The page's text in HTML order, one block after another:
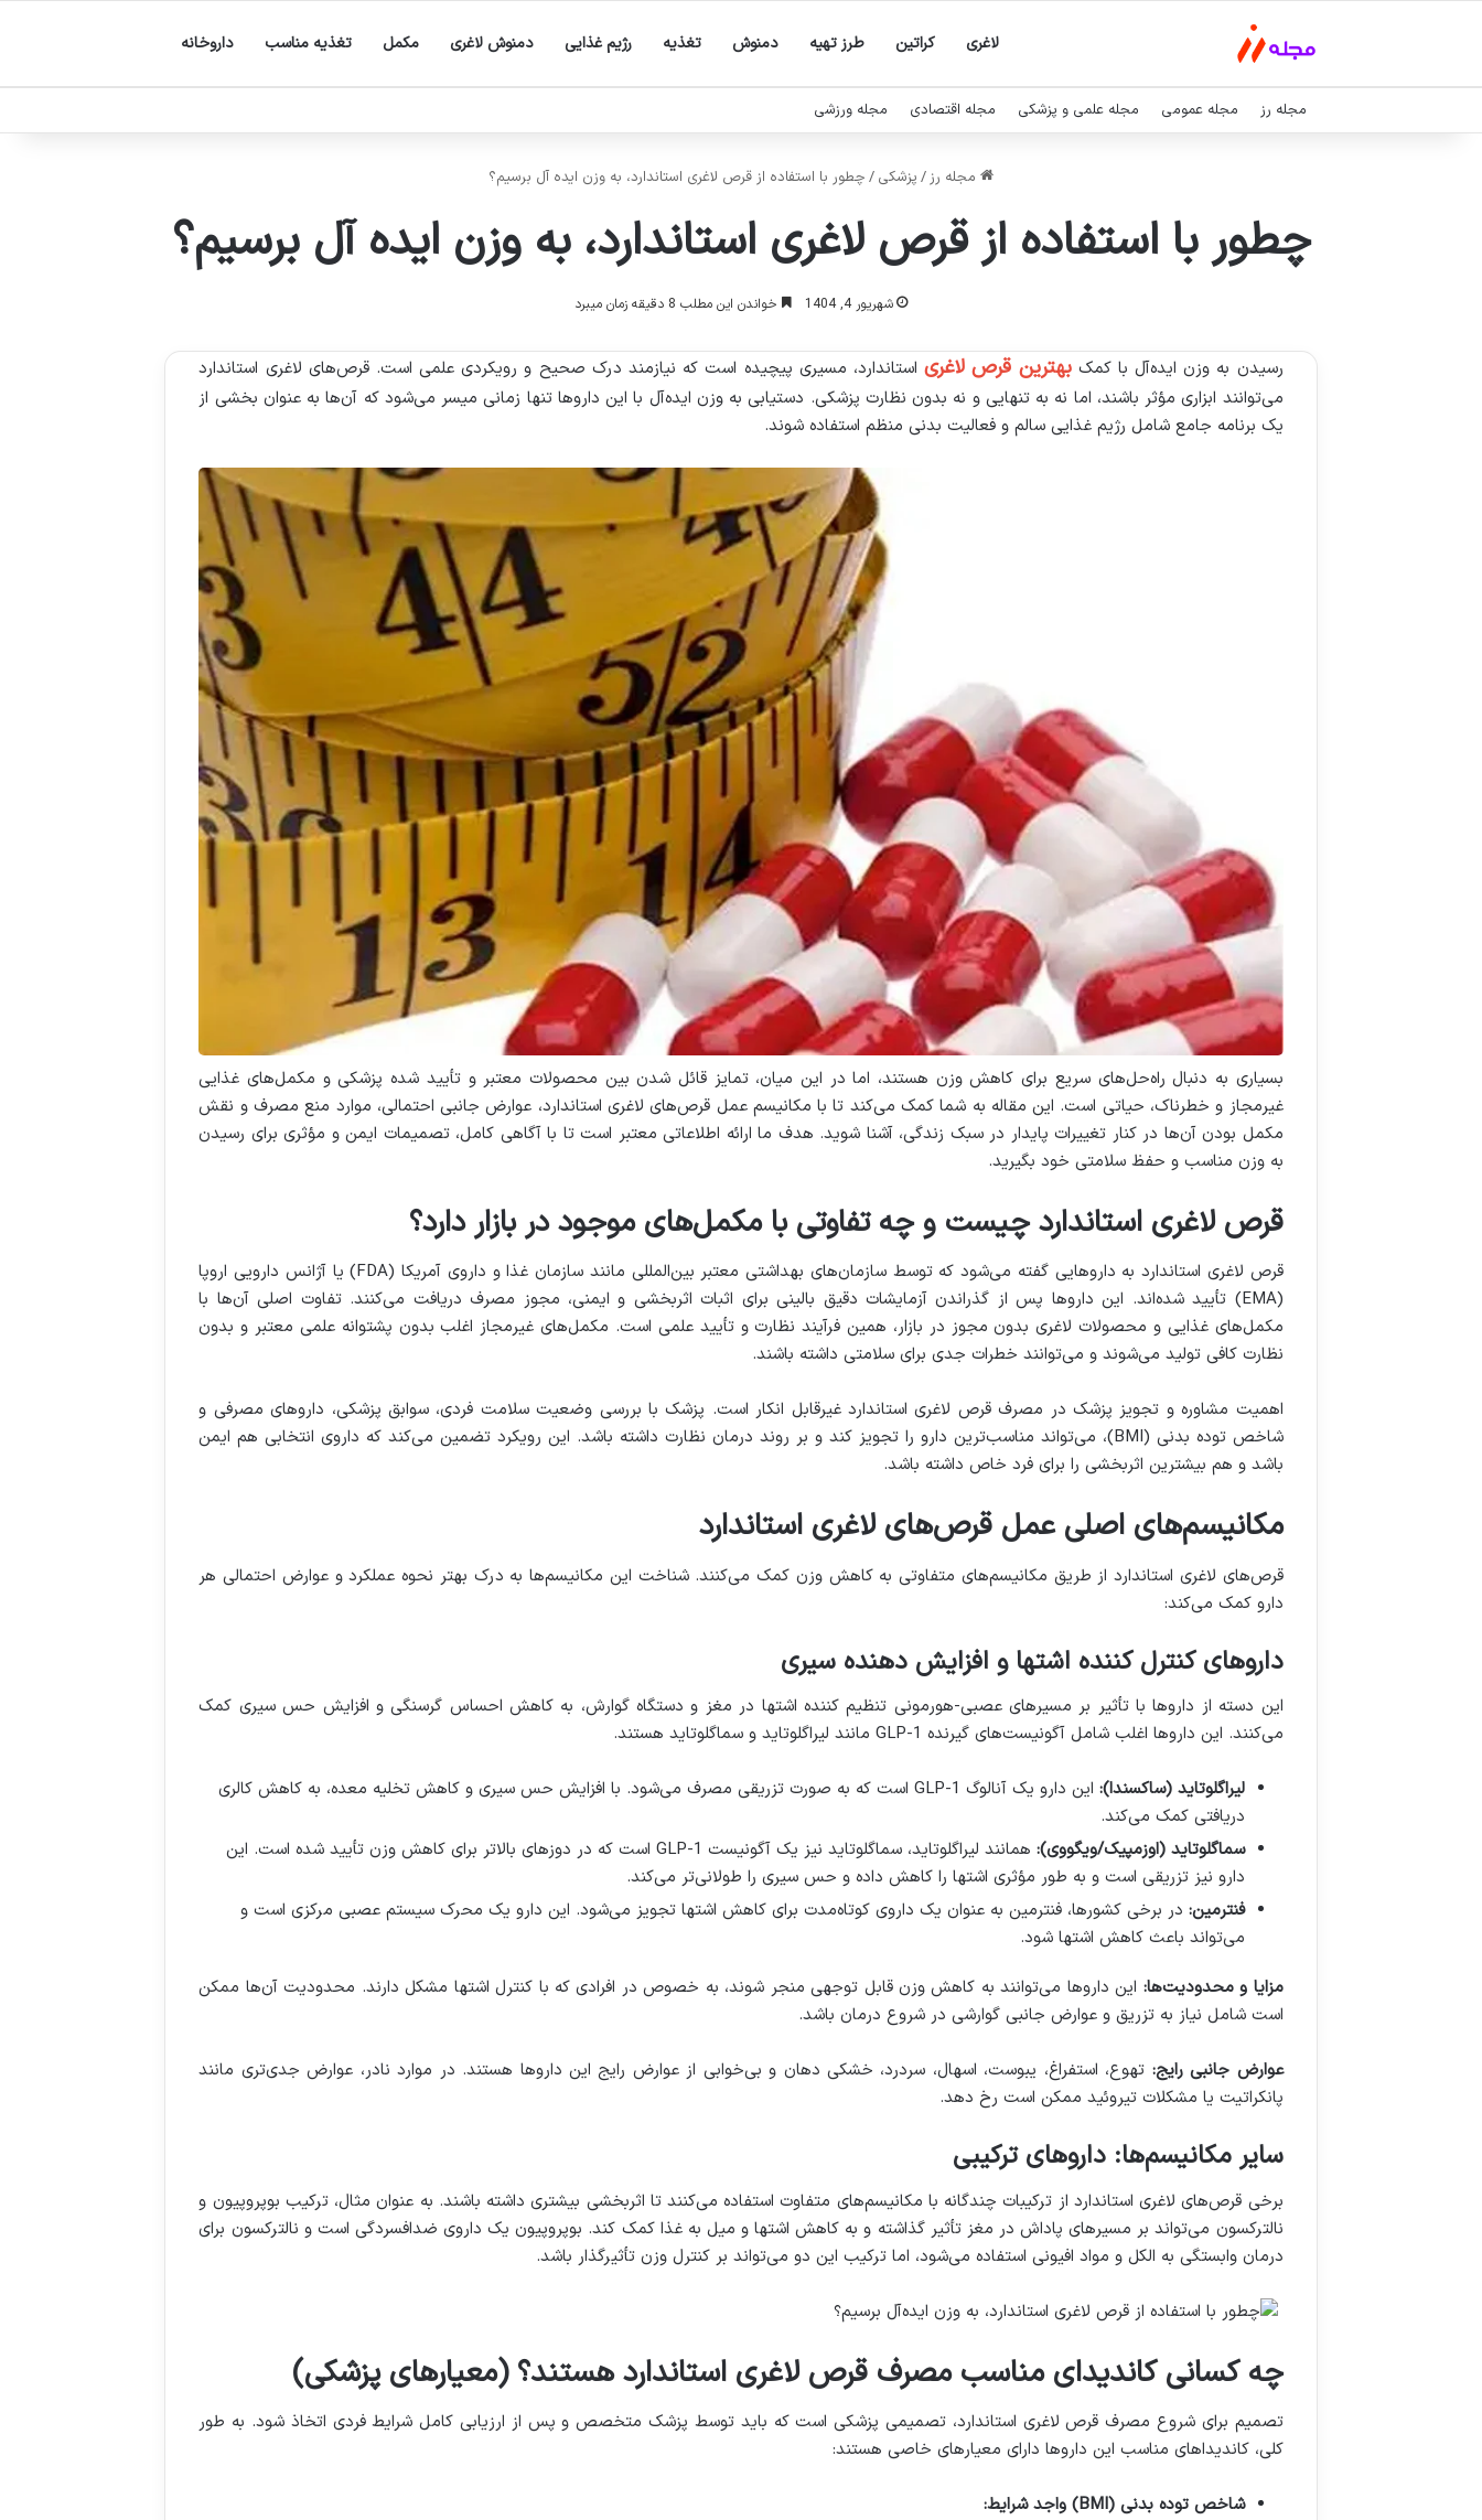
لاغری کراتین طرز تهیه دمنوش تغذیه رژیم غذایی دمنوش لاغری مکمل تغذیه مناسب داروخانه
مجله رز مجله عمومی مجله علمی و پزشکی مجله اقتصادی مجله ورزشی
مجله رز/ پزشکی / چطور با استفاده از قرص لاغری استاندارد، به وزن ایده آل برسیم؟
چطور با استفاده از قرص لاغری استاندارد، به وزن ایده آل برسیم؟
شهریور 4, 1404 خواندن این مطلب 8 دقیقه زمان میبرد
رسیدن به وزن ایده‌آل با کمکبهترین قرص لاغریاستاندارد، مسیری پیچیده است که نیازمند درک صحیح و رویکردی علمی است. قرص‌های لاغری استاندارد
می‌توانند ابزاری مؤثر باشند، اما نه به تنهایی و نه بدون نظارت پزشکی. دستیابی به وزن ایده‌آل با این داروها تنها زمانی میسر می‌شود که آن‌ها به عنوان بخشی از
یک برنامه جامع شامل رژیم غذایی سالم و فعالیت بدنی منظم استفاده شوند.
بسیاری به دنبال راه‌حل‌های سریع برای کاهش وزن هستند، اما در این میان، تمایز قائل شدن بین محصولات معتبر و تأیید شده پزشکی و مکمل‌های غذایی
غیرمجاز و خطرناک، حیاتی است. این مقاله به شما کمک می‌کند تا با مکانیسم عمل قرص‌های لاغری استاندارد، عوارض جانبی احتمالی، موارد منع مصرف و نقش
مکمل بودن آن‌ها در کنار تغییرات پایدار در سبک زندگی، آشنا شوید. هدف ما ارائه اطلاعاتی معتبر است تا با آگاهی کامل، تصمیمات ایمن و مؤثری برای رسیدن
به وزن مناسب و حفظ سلامتی خود بگیرید.
قرص لاغری استاندارد چیست و چه تفاوتی با مکمل‌های موجود در بازار دارد؟
قرص لاغری استاندارد به داروهایی گفته می‌شود که توسط سازمان‌های بهداشتی معتبر بین‌المللی مانند سازمان غذا و داروی آمریکا(FDA)
یا آژانس دارویی اروپا
(EMA)
تأیید شده‌اند. این داروها پس از گذراندن آزمایشات دقیق بالینی برای اثبات اثربخشی و ایمنی، مجوز مصرف دریافت می‌کنند. تفاوت اصلی آن‌ها با
مکمل‌های غذایی و محصولات لاغری بدون مجوز در بازار، همین فرآیند نظارت و تأیید علمی است. مکمل‌های غیرمجاز اغلب بدون پشتوانه علمی معتبر و بدون
نظارت کافی تولید می‌شوند و می‌توانند خطرات جدی برای سلامتی داشته باشند.
اهمیت مشاوره و تجویز پزشک در مصرف قرص لاغری استاندارد غیرقابل انکار است. پزشک با بررسی وضعیت سلامت فردی، سوابق پزشکی، داروهای مصرفی و
شاخص توده بدنی (BMI)
، می‌تواند مناسب‌ترین دارو را تجویز کند و بر روند درمان نظارت داشته باشد. این رویکرد تضمین می‌کند که داروی انتخابی هم ایمن
باشد و هم بیشترین اثربخشی را برای فرد خاص داشته باشد.
مکانیسم‌های اصلی عمل قرص‌های لاغری استاندارد
قرص‌های لاغری استاندارد از طریق مکانیسم‌های متفاوتی به کاهش وزن کمک می‌کنند. شناخت این مکانیسم‌ها به درک بهتر نحوه عملکرد و عوارض احتمالی هر
دارو کمک می‌کند:
داروهای کنترل کننده اشتها و افزایش دهنده سیری
این دسته از داروها با تأثیر بر مسیرهای عصبی-هورمونی تنظیم کننده اشتها در مغز و دستگاه گوارش، به کاهش احساس گرسنگی و افزایش حس سیری کمک
می‌کنند. این داروها اغلب شامل آگونیست‌های گیرنده
مانند لیراگلوتاید و سماگلوتاید هستند.
لیراگلوتاید (ساکسندا): این دارو یک آنالوگ
است که به صورت تزریقی مصرف می‌شود. با افزایش حس سیری و کاهش تخلیه معده، به کاهش کالری
دریافتی کمک می‌کند.
سماگلوتاید (اوزمپیک/ویگووی): همانند لیراگلوتاید، سماگلوتاید نیز یک آگونیست
است که در دوزهای بالاتر برای کاهش وزن تأیید شده است. این
دارو نیز تزریقی است و به طور مؤثری اشتها را کاهش داده و حس سیری را طولانی‌تر می‌کند.
فنترمین: در برخی کشورها، فنترمین به عنوان یک داروی کوتاه‌مدت برای کاهش اشتها تجویز می‌شود. این دارو یک محرک سیستم عصبی مرکزی است و
می‌تواند باعث کاهش اشتها شود.
مزایا و محدودیت‌ها: این داروها می‌توانند به کاهش وزن قابل توجهی منجر شوند، به خصوص در افرادی که با کنترل اشتها مشکل دارند. محدودیت آن‌ها ممکن
است شامل نیاز به تزریق و عوارض جانبی گوارشی در شروع درمان باشد.
عوارض جانبی رایج: تهوع، استفراغ، یبوست، اسهال، سردرد، خشکی دهان و بی‌خوابی از عوارض رایج این داروها هستند. در موارد نادر، عوارض جدی‌تری مانند
پانکراتیت یا مشکلات تیروئید ممکن است رخ دهد.
سایر مکانیسم‌ها: داروهای ترکیبی
برخی قرص‌های لاغری استاندارد از ترکیبات چندگانه با مکانیسم‌های متفاوت استفاده می‌کنند تا اثربخشی بیشتری داشته باشند. به عنوان مثال، ترکیب بوپروپیون و
نالترکسون می‌تواند بر مسیرهای پاداش در مغز تأثیر گذاشته و به کاهش اشتها و میل به غذا کمک کند. بوپروپیون یک داروی ضدافسردگی است و نالترکسون برای
درمان وابستگی به الکل و مواد افیونی استفاده می‌شود، اما ترکیب این دو می‌تواند بر کنترل وزن تأثیرگذار باشد.
چه کسانی کاندیدای مناسب مصرف قرص لاغری استاندارد هستند؟ (معیارهای پزشکی)
تصمیم برای شروع مصرف قرص لاغری استاندارد، تصمیمی پزشکی است که باید توسط پزشک متخصص و پس از ارزیابی کامل شرایط فردی اتخاذ شود. به طور
کلی، کاندیداهای مناسب این داروها دارای معیارهای خاصی هستند:
شاخص توده بدنی (BMI) واجد شرایط: